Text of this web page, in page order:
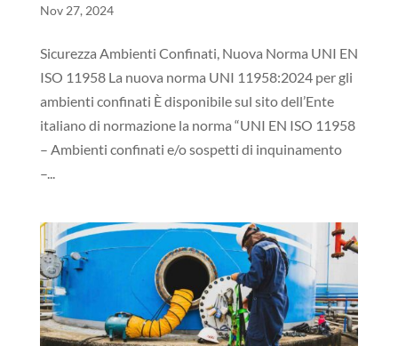
Nov 27, 2024
Sicurezza Ambienti Confinati, Nuova Norma UNI EN
ISO 11958 La nuova norma UNI 11958:2024 per gli
ambienti confinati È disponibile sul sito dell’Ente
italiano di normazione la norma “UNI EN ISO 11958
– Ambienti confinati e/o sospetti di inquinamento
–...